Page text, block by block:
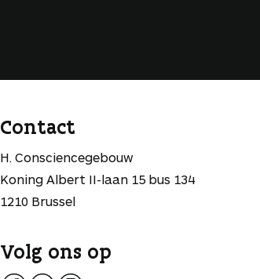
Contact
H. Consciencegebouw
Koning Albert II-laan 15 bus 134
1210 Brussel
Volg ons op